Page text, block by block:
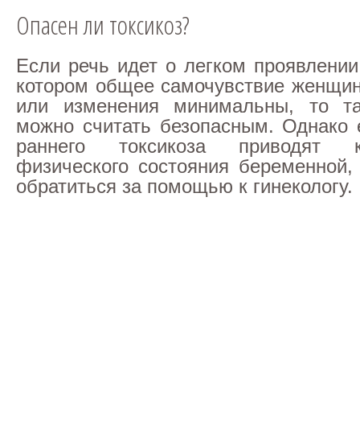
Опасен ли токсикоз?
Если речь идет о легком
котором общее самочувствие
или изменения минимальны, то
можно считать безопасным. Однако
раннего токсикоза приводят
физического состояния
обратиться за помощью к гинекологу.